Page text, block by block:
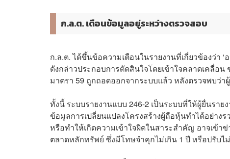
ก.ล.ต. เตือนข้อมูลอยู่ระหว่างตรวจสอบ
ก.ล.ต. ได้ขึ้นข้อความเตือนในรายงานที่เกี่ยวข้องว่า
ดังกล่าวประกอบการตัดสินใจโดยเข้าใจคลาดเคลื่อ
มาตรา 59 ถูกถอดออกจากระบบแล้ว หลังตรวจพบว่
ทั้งนี้ ระบบรายงานแบบ 246-2 เป็นระบบที่ให้ผู้ยื่นราย
ข้อมูลการเปลี่ยนแปลงโครงสร้างผู้ถือหุ้นทำได้อย่าง
หรือทำให้เกิดความเข้าใจผิดในสาระสำคัญ อาจเข้
ตลาดหลักทรัพย์ ซึ่งมีโทษจำคุกไม่เกิน 1 ปี หรือปรับไ